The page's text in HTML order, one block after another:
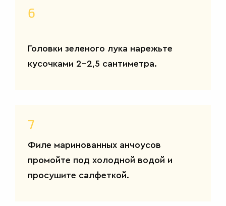
САЛАТЫ
6
Головки зеленого лука нарежьте
кусочками 2-2,5 сантиметра.
7
Филе маринованных анчоусов
промойте под холодной водой и
просушите салфеткой.